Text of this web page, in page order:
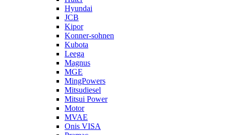
Hyundai
JCB
Kipor
Konner-sohnen
Kubota
Leega
Magnus
MGE
MingPowers
Mitsudiesel
Mitsui Power
Motor
MVAE
Onis VISA